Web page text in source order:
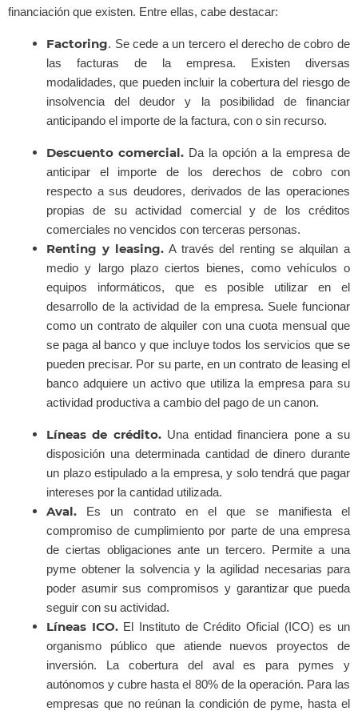
financiación que existen. Entre ellas, cabe destacar:
Factoring. Se cede a un tercero el derecho de cobro de
las facturas de la empresa. Existen diversas
modalidades, que pueden incluir la cobertura del riesgo de
insolvencia del deudor y la posibilidad de financiar
anticipando el importe de la factura, con o sin recurso.
Descuento comercial. Da la opción a la empresa de
anticipar el importe de los derechos de cobro con
respecto a sus deudores, derivados de las operaciones
propias de su actividad comercial y de los créditos
comerciales no vencidos con terceras personas.
Renting y leasing.A través del renting se alquilan a
medio y largo plazo ciertos bienes, como vehículos o
equipos informáticos, que es posible utilizar en el
desarrollo de la actividad de la empresa. Suele funcionar
como un contrato de alquiler con una cuota mensual que
se paga al banco y que incluye todos los servicios que se
pueden precisar. Por su parte, en un contrato de leasing el
banco adquiere un activo que utiliza la empresa para su
actividad productiva a cambio del pago de un canon.
Líneas de crédito.Una entidad financiera pone a su
disposición una determinada cantidad de dinero durante
un plazo estipulado a la empresa, y solo tendrá que pagar
intereses por la cantidad utilizada.
Aval. Es un contrato en el que se manifiesta el
compromiso de cumplimiento por parte de una empresa
de ciertas obligaciones ante un tercero. Permite a una
pyme obtener la solvencia y la agilidad necesarias para
poder asumir sus compromisos y garantizar que pueda
seguir con su actividad.
Líneas ICO.El Instituto de Crédito Oficial (ICO) es un
organismo público que atiende nuevos proyectos de
inversión. La cobertura del aval es para pymes y
autónomos y cubre hasta el 80% de la operación. Para las
empresas que no reúnan la condición de pyme, hasta el